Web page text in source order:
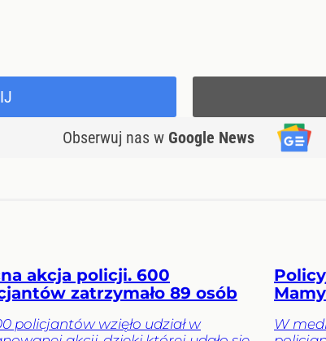
Obserwuj nas w Google News
akcja policji. 600
zatrzymało 89 osób
policjantów wzięło udział w
W